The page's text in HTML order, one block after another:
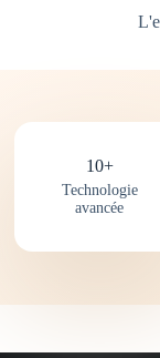
10+
Technologie
avancée